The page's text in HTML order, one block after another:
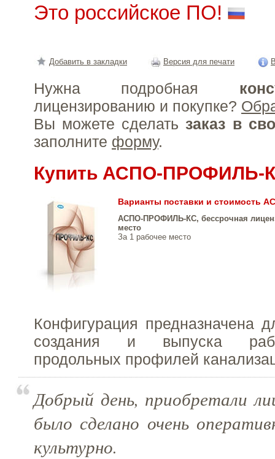
Это российское ПО!
Добавить в закладки Версия для печати
Нужна подробная
лицензированию и покупке?
Вы можете сделать заказ в
заполните форму.
Купить АСПО-ПРОФИЛЬ-
Варианты поставки и стоимость
АСПО-ПРОФИЛЬ-КС, бессрочная
место
За 1 рабочее место
Конфигурация предназначена
создания и выпуска
продольных профилей
Добрый день, приобретали
было сделано очень
культурно.